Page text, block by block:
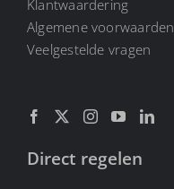
CONTACT
Klantwaardering
Algemene voorwaarden
Veelgestelde vragen
Direct regelen